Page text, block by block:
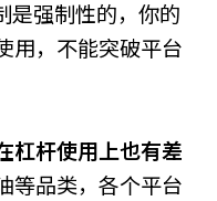
是强制性的，你的
用，不能突破平台
杠杆使用上也有差
等品类，各个平台